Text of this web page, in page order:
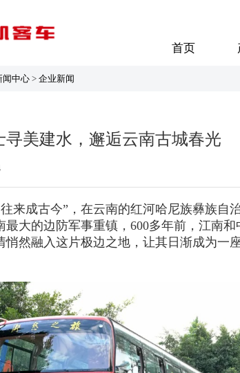
首页
1-20座
31-40座
41-50座
50座以上
6-7米
8-9米
9-10米
10-11米
11-12米
获取报价：
企业新闻 行业新
活动专题 世界的
安凯大家园 购车流
供应商加盟 信息
生产制造 技术研
企业简介 企业文
领导关怀 联系
闻中心 >企业新闻
寻美建水，邂逅云南古城春光
来成古今”，在云南的红河哈尼族彝族自
最大的边防军事重镇，600多年前，江南和
悄然融入这片极边之地，让其日渐成为一